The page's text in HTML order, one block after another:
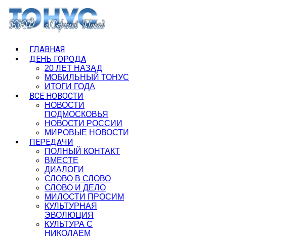
ГЛАВНАЯ
ДЕНЬ ГОРОДА
20 ЛЕТ НАЗАД
МОБИЛЬНЫЙ ТОНУС
ИТОГИ ГОДА
ВСЕ НОВОСТИ
НОВОСТИ
ПОДМОСКОВЬЯ
НОВОСТИ РОССИИ
МИРОВЫЕ НОВОСТИ
ПЕРЕДАЧИ
ПОЛНЫЙ КОНТАКТ
ВМЕСТЕ
ДИАЛОГИ
СЛОВО В СЛОВО
СЛОВО И ДЕЛО
МИЛОСТИ ПРОСИМ
КУЛЬТУРНАЯ
ЭВОЛЮЦИЯ
КУЛЬТУРА С
НИКОЛАЕМ